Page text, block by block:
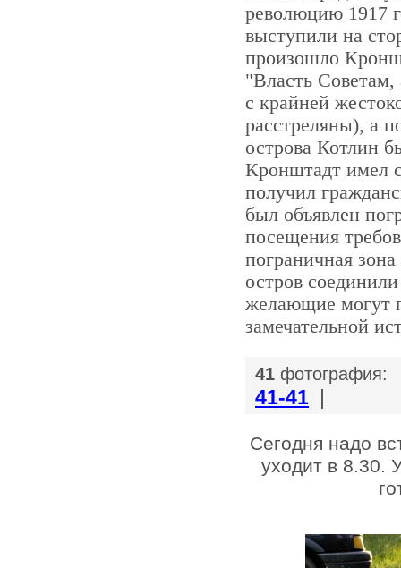
революцию 1917
выступили на
произошло
"Власть
с крайней
расстреляны), а
острова Котлин
Кронштадт имел
получил
был объявлен
посещения
пограничная
остров
желающие могут
замечательной
41 фотография:
41-41 |
Сегодня надо
уходит в 8.30.